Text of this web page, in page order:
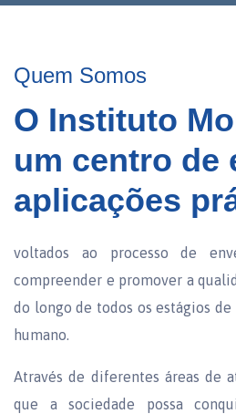
Quem Somos
O Instituto
um centro de
aplicações
voltados ao processo de
compreender e promover a
do longo de todos os estágios
humano.
Através de diferentes áreas de
que a sociedade possa